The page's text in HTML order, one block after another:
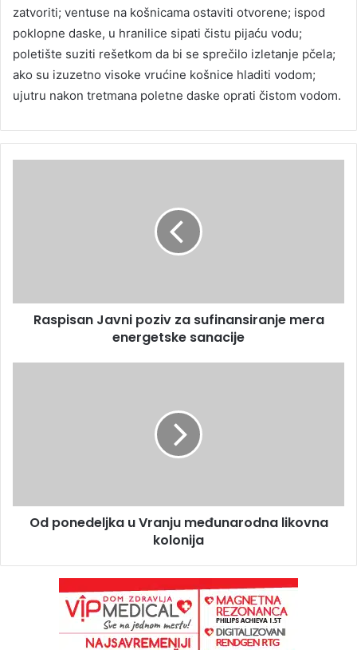
zatvoriti; ventuse na košnicama ostaviti otvorene; ispod
poklopne daske, u hranilice sipati čistu pijaću vodu;
poletište suziti rešetkom da bi se sprečilo izletanje pčela;
ako su izuzetno visoke vrućine košnice hladiti vodom;
ujutru nakon tretmana poletne daske oprati čistom vodom.
Raspisan Javni poziv za sufinansiranje mera
energetske sanacije
Od ponedeljka u Vranju međunarodna likovna
kolonija